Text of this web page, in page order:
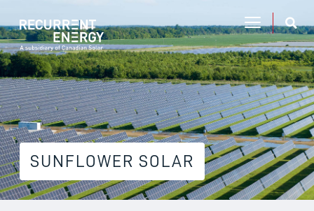
SUNFLOWER SOLAR